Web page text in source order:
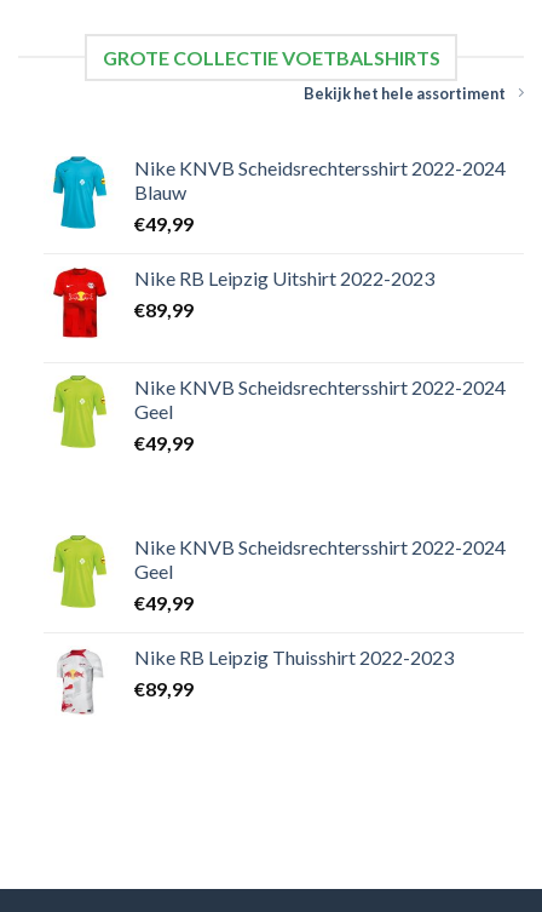
GROTE COLLECTIE VOETBALSHIRTS
Bekijk het hele assortiment
Nike KNVB Scheidsrechtersshirt 2022-2024
Blauw
€49,99
Nike RB Leipzig Uitshirt 2022-2023
€89,99
Nike KNVB Scheidsrechtersshirt 2022-2024
Geel
€49,99
Nike KNVB Scheidsrechtersshirt 2022-2024
Geel
€49,99
Nike RB Leipzig Thuisshirt 2022-2023
€89,99